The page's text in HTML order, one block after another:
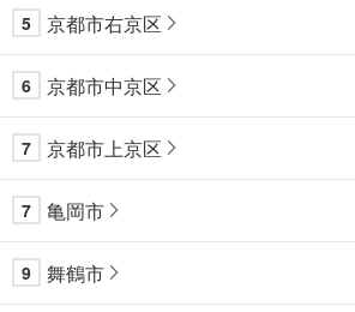
5 京都市右京区
6 京都市中京区
7 京都市上京区
7 亀岡市
9 舞鶴市